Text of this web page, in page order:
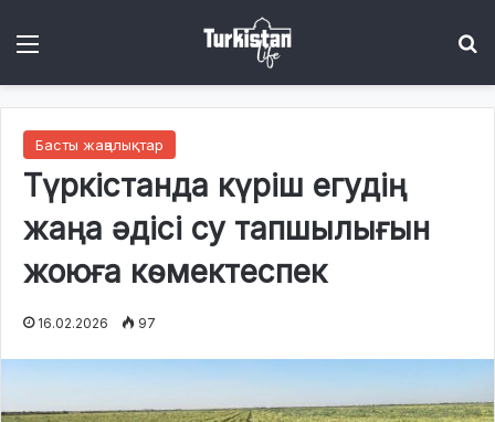
Басты жаңалықтар
Түркістанда күріш егудің
жаңа әдісі су тапшылығын
жоюға көмектеспек
16.02.2026 97